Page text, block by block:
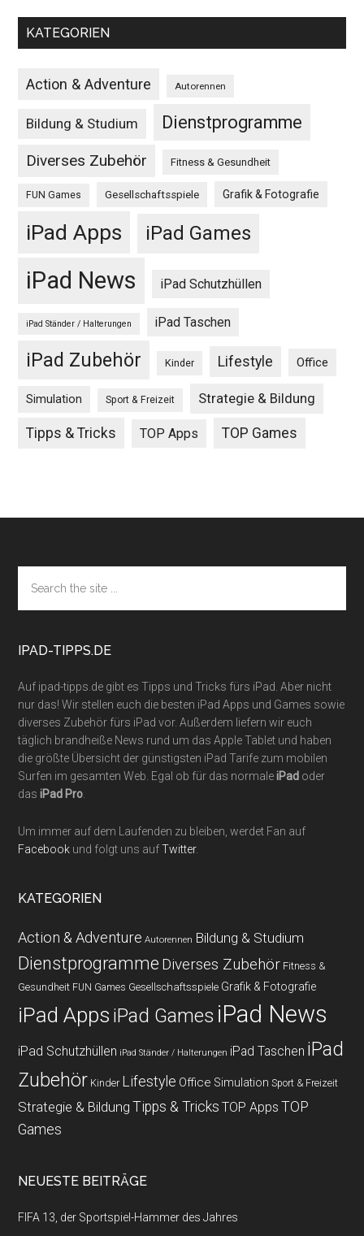
KATEGORIEN
Action & Adventure Autorennen
Bildung & Studium Dienstprogramme
Diverses Zubehör Fitness & Gesundheit
FUN Games Gesellschaftsspiele Grafik & Fotografie
iPad Apps iPad Games
iPad News iPad Schutzhüllen
iPad Ständer / Halterungen iPad Taschen
iPad Zubehör Kinder Lifestyle Office
Simulation Sport & Freizeit Strategie & Bildung
Tipps & Tricks TOP Apps TOP Games
Footer
the
site
IPAD-TIPPS.DE
Auf ipad-tipps.de gibt es Tipps und Tricks fürs iPad. Aber nicht
nur das! Wir stellen euch die besten iPad Apps und Games sowie
diverses Zubehör fürs iPad vor. Außerdem liefern wir euch
täglich brandheiße News rund um das Apple Tablet und haben
die größte Übersicht der günstigsten iPad Tarife zum mobilen
Surfen im gesamten Web. Egal ob für das normaleiPad oder
dasiPad Pro
Um immer auf dem Laufenden zu bleiben, werdet Fan auf
Facebook und folgt uns aufTwitter.
KATEGORIEN
Action & Adventure Autorennen Bildung & Studium
Dienstprogramme Diverses Zubehör Fitness &
Gesundheit FUN Games Gesellschaftsspiele Grafik & Fotografie
iPad Apps iPad Games iPad News
iPad Schutzhüllen iPad Ständer / Halterungen iPad Taschen iPad
Zubehör Kinder Lifestyle Office Simulation Sport & Freizeit
Strategie & Bildung Tipps & Tricks TOP Apps TOP
Games
NEUESTE BEITRÄGE
FIFA 13, der Sportspiel-Hammer des Jahres